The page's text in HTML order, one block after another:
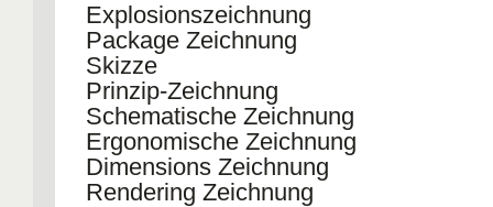
Explosionszeichnung
Package Zeichnung
Skizze
Prinzip-Zeichnung
Schematische Zeichnung
Ergonomische Zeichnung
Dimensions Zeichnung
Rendering Zeichnung